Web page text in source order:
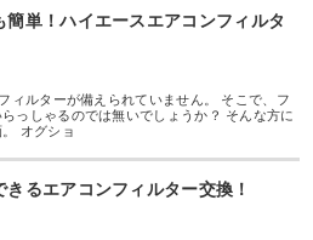
簡単！ハイエースエアコンフィルタ
ィルターが備えられていません。 そこで、フ
っしゃるのでは無いでしょうか？ そんな方に
オグショ
きるエアコンフィルター交換！